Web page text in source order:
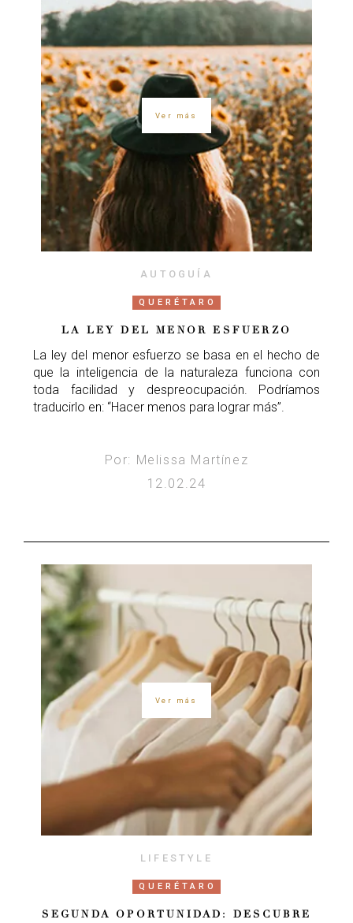
Ver más
AUTOGUÍA
QUERÉTARO
LA LEY DEL MENOR ESFUERZO
La ley del menor esfuerzo se basa en el hecho de
que la inteligencia de la naturaleza funciona con
toda facilidad y despreocupación. Podríamos
traducirlo en: “Hacer menos para lograr más”.
Por: Melissa Martínez
12.02.24
Ver más
LIFESTYLE
QUERÉTARO
SEGUNDA OPORTUNIDAD: DESCUBRE